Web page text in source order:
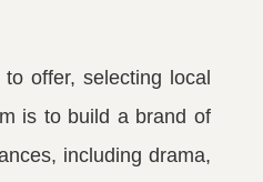
offer, selecting local
is to build a brand of
including drama,